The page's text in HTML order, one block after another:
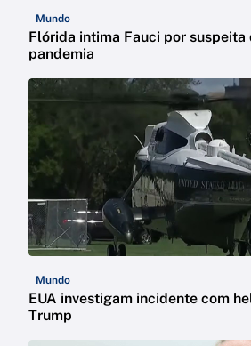
Mundo
Flórida intima Fauci por
pandemia
Mundo
EUA investigam incidente com
Trump